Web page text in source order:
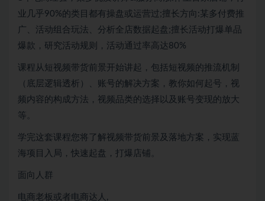
业几乎90%的类目都有操盘或运营过;擅长方向:某多付费推
广、活动组合玩法、分析全店数据起盘;擅长活动打爆单品
爆款，研究活动规则，活动通过率高达80%
课程从短视频带货前景开始讲起，包括短视频的推流机制
（底层逻辑透析）、账号的解决方案，教你如何起号，视
频内容的构成方法，视频品类的选择以及账号变现的放大
等。
学完这套课程您将了解视频带货前景及落地方案，实现蓝
海项目入局，快速起盘，打爆店铺。
面向人群
电商老板或者电商达人,